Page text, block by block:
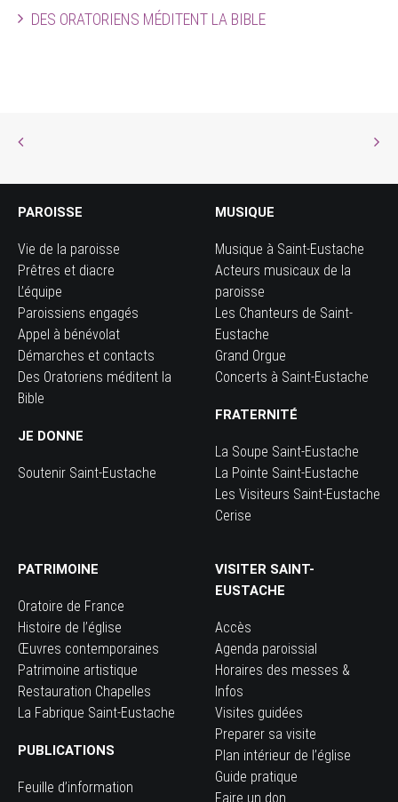
DES ORATORIENS MÉDITENT LA BIBLE
PAROISSE
Vie de la paroisse
Prêtres et diacre
L’équipe
Paroissiens engagés
Appel à bénévolat
Démarches et contacts
Des Oratoriens méditent la
Bible
JE DONNE
Soutenir Saint-Eustache
MUSIQUE
Musique à Saint-Eustache
Acteurs musicaux de la
paroisse
Les Chanteurs de Saint-
Eustache
Grand Orgue
Concerts à Saint-Eustache
FRATERNITÉ
La Soupe Saint-Eustache
La Pointe Saint-Eustache
Les Visiteurs Saint-Eustache
Cerise
PATRIMOINE
Oratoire de France
Histoire de l’église
Œuvres contemporaines
Patrimoine artistique
Restauration Chapelles
La Fabrique Saint-Eustache
PUBLICATIONS
Feuille d’information
VISITER SAINT-
EUSTACHE
Accès
Agenda paroissial
Horaires des messes &
Infos
Visites guidées
Preparer sa visite
Plan intérieur de l’église
Guide pratique
Faire un don